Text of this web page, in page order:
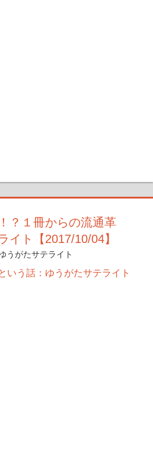
？１冊からの流通革
イト【2017/10/04】
うがたサテライト